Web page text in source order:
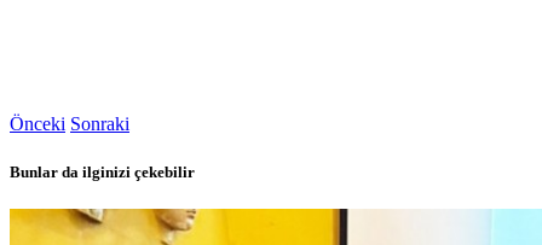
Önceki Sonraki
Bunlar da ilginizi çekebilir